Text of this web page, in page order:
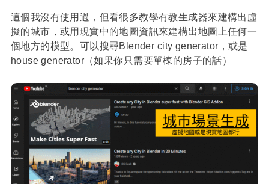
這個我沒有使用過，但看很多教學有教生成器來建構出虛
擬的城市，或用現實中的地圖資訊來建構出地圖上任何一
個地方的模型。可以搜尋Blender city generator，或是
house generator（如果你只需要單棟的房子的話）